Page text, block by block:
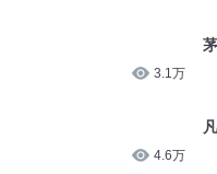
3.1万
4.6万